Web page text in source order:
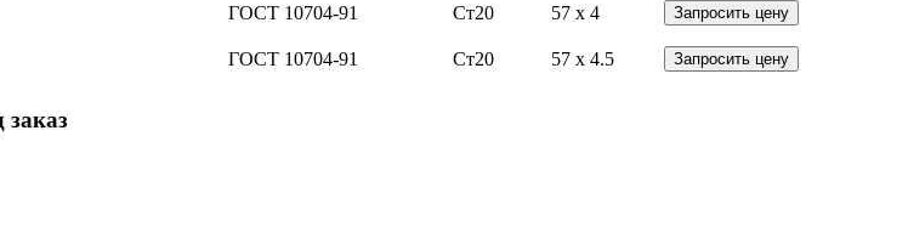
ГОСТ 10704-91 Ст20 57 x 4 Запросить цену
ГОСТ 10704-91 Ст20 57 x 4.5 Запросить цену